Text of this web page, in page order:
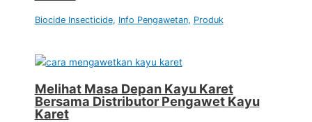
Biocide Insecticide, Info Pengawetan, Produk
Melihat Masa Depan Kayu Karet
Bersama Distributor Pengawet Kayu
Karet